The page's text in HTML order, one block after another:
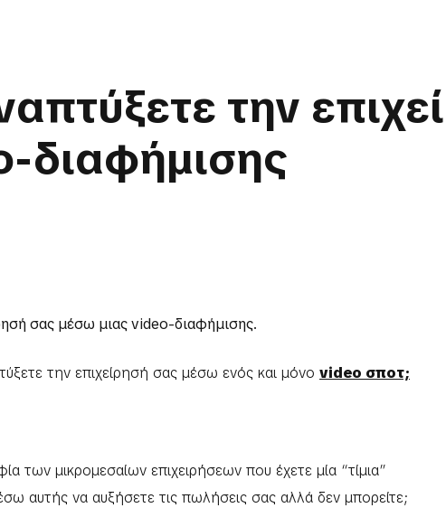
την
διαφήμισης
σας μέσω μιας video-διαφήμισης.
την επιχείρησή σας μέσω ενός και μόνο video σποτ;
των μικρομεσαίων επιχειρήσεων που έχετε μία “τίμια”
αυτής να αυξήσετε τις πωλήσεις σας αλλά δεν μπορείτε;